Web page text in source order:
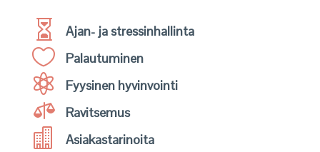
 Ajan- ja stressinhallinta
 Palautuminen
 Fyysinen hyvinvointi
 Ravitsemus
 Asiakastarinoita